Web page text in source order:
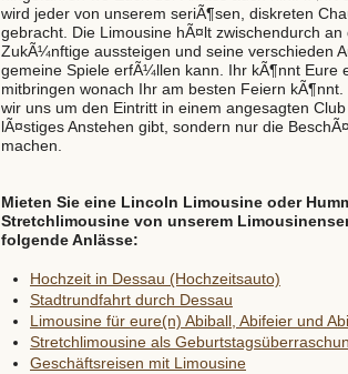
wird jeder von unserem seriÃ¶sen, diskreten
gebracht. Die Limousine hÃ¤lt zwischendurch an
ZukÃ¼nftige aussteigen und seine verschieden
gemeine Spiele erfÃ¼llen kann. Ihr kÃ¶nnt Eure
mitbringen wonach Ihr am besten Feiern
wir uns um den Eintritt in einem angesagten
lÃ¤stiges Anstehen gibt, sondern nur die
machen.
Mieten Sie eine Lincoln Limousine oder
Stretchlimousine von unserem
folgende Anlässe:
Hochzeit in Dessau (Hochzeitsauto)
Stadtrundfahrt durch Dessau
Limousine für eure(n) Abiball, Abifeier und
Stretchlimousine als
Geschäftsreisen mit Limousine